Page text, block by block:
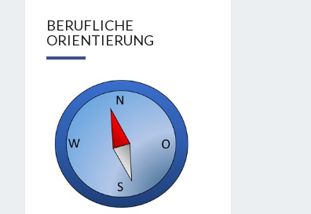
BERUFLICHE
ORIENTIERUNG